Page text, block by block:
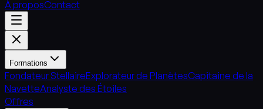
À proposContact
Formations
Fondateur StellaireExplorateur de PlanètesCapitaine de la
NavetteAnalyste des Étoiles
Offres